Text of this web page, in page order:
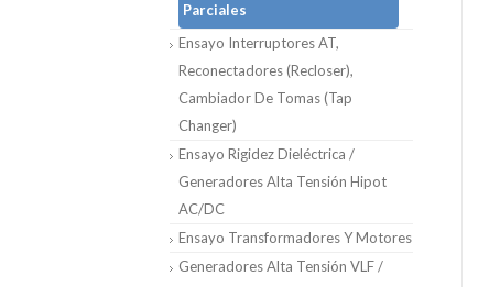
Parciales
Ensayo Interruptores AT,
Reconectadores (Recloser),
Cambiador De Tomas (Tap
Changer)
Ensayo Rigidez Dieléctrica /
Generadores Alta Tensión Hipot
AC/DC
Ensayo Transformadores Y Motores
Generadores Alta Tensión VLF /